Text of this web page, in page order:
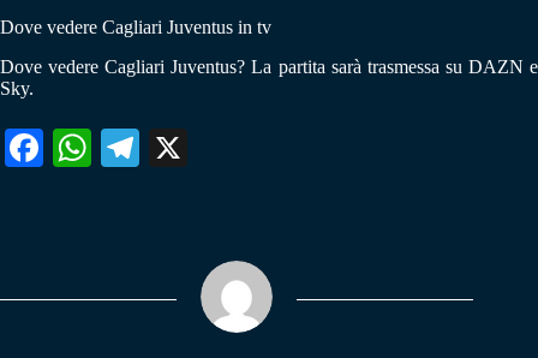
Dove vedere Cagliari Juventus in tv
Dove vedere Cagliari Juventus? La partita sarà trasmessa su DAZN e
Sky.
Fa W
pp
Te
m